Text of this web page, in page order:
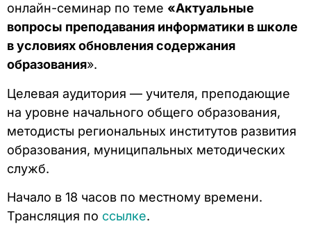
онлайн-семинар по теме «Актуальные
вопросы преподавания информатики в школе
в условиях обновления содержания
образования».
Целевая аудитория — учителя, преподающие
на уровне начального общего образования,
методисты региональных институтов развития
образования, муниципальных методических
служб.
Начало в 18 часов по местному времени.
Трансляция по ссылке.